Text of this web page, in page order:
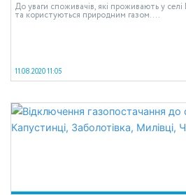
До уваги споживачів, які проживають у селі
та користуються природним газом. ...
11.08.2020 11:05